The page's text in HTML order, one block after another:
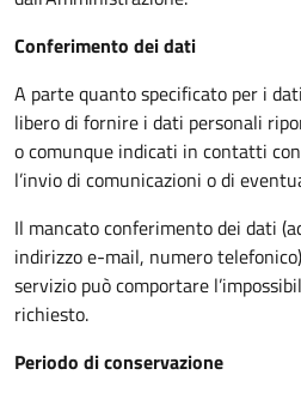
Conferimento dei dati
A parte quanto specificato per i
libero di fornire i dati personali
o comunque indicati in contatti
l’invio di comunicazioni o di
Il mancato conferimento dei dati
indirizzo e-mail, numero
servizio può comportare
richiesto.
Periodo di conservazione